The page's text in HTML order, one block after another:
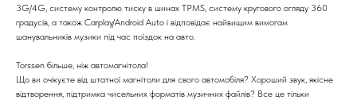
3G/4G, систему контролю тиску в шинах TPMS, систему кругового огляду 360
градусів, а також Carplay/Android Auto і відповідає найвищим вимогам
шанувальників музики під час поїздок на авто.
Torssen більше, ніж автомагнітола!
Що ви очікуєте від штатної магнітоли для свого автомобіля? Хороший звук, якісне
відтворення, підтримка чисельних форматів музичних файлів? Все це тільки